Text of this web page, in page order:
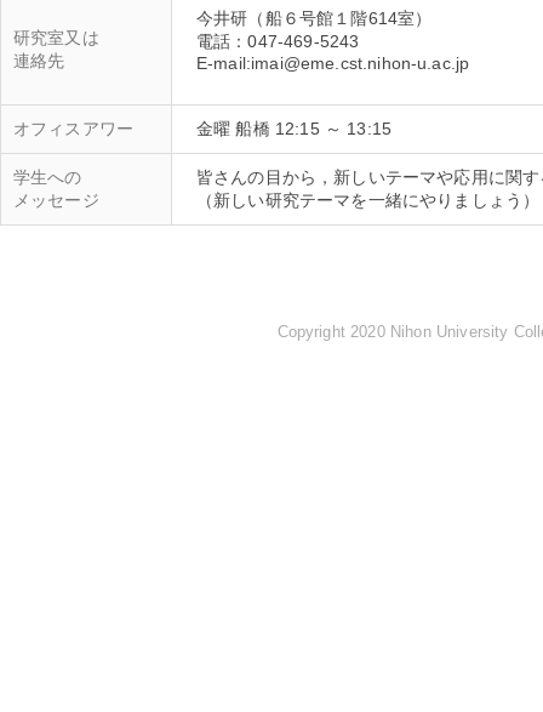
研究室又は
連絡先
今井研（船６号館１階614室）
電話：047-469-5243
E-mail:imai@eme.cst.nihon-u.ac.jp
オフィスアワー 金曜 船橋 12:15 ～ 13:15
学生への
メッセージ
皆さんの目から，新しいテーマや応用に関
Copyright 2020 Nihon University